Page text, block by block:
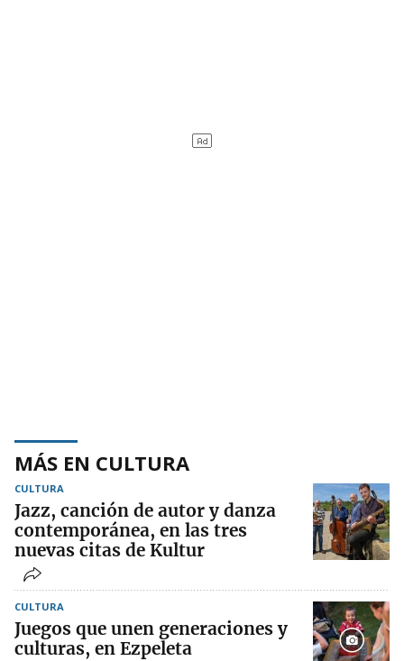
MÁS EN CULTURA
CULTURA
Jazz, canción de autor y danza
contemporánea, en las tres
nuevas citas de Kultur
CULTURA
Juegos que unen generaciones y
culturas, en Ezpeleta